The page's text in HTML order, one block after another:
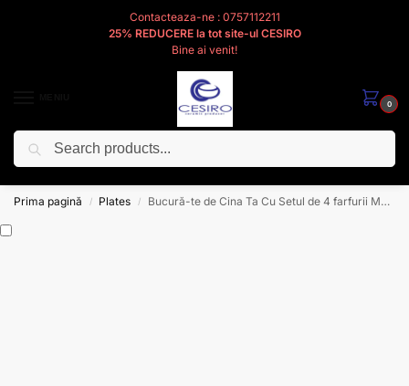
Contacteaza-ne : 0757112211
25% REDUCERE la tot site-ul CESIRO
Bine ai venit!
0
Cesiro
Prima pagină / Plates / Bucură-te de Cina Ta Cu Setul de 4 farfurii Masă Ivoire !